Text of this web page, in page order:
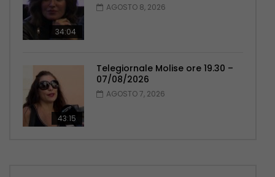
34:04
AGOSTO 8, 2026
43:15
Telegiornale Molise ore 19.30 –
07/08/2026
AGOSTO 7, 2026